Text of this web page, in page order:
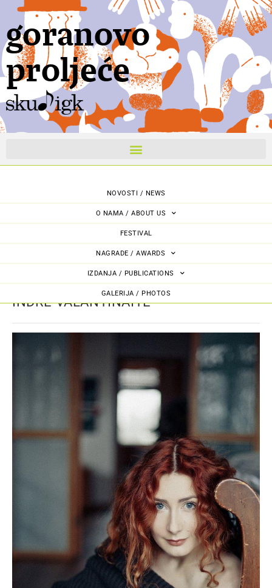
goranovo
proljeće
NOVOSTI / NEWS
O NAMA / ABOUT US
FESTIVAL
NAGRADE / AWARDS
IZDANJA / PUBLICATIONS
GALERIJA / PHOTOS
INDRĖ VALANTINAITĖ